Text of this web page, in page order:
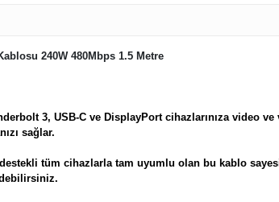
240W 480Mbps 1.5 Metre
3, USB-C ve DisplayPort cihazlarınıza video
sağlar.
tüm cihazlarla tam uyumlu olan bu kablo